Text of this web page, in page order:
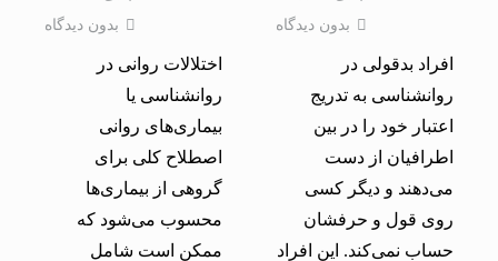
بدون دیدگاه
افراد بدقولی در
روانشناسی به تدریج
اعتبار خود را در بین
اطرافیان از دست
می‌دهند و دیگر کسی
روی قول و حرفشان
حساب نمی‌کند. این افراد
بدون دیدگاه
اختلالات روانی در
روانشناسی یا
بیماری‌های روانی
اصطلاح کلی برای
گروهی از بیماری‌ها
محسوب می‌شود که
ممکن است شامل